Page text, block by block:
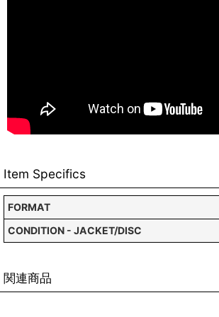
Item Specifics
FORMAT
CONDITION - JACKET/DISC
関連商品